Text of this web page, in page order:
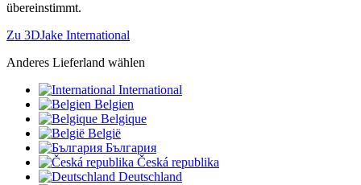
übereinstimmt.
Zu 3DJake International
Anderes Lieferland wählen
International
Belgien
Belgique
België
България
Česká republika
Deutschland